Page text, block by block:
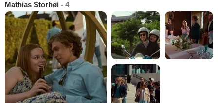
Mathias Storhøi - 4